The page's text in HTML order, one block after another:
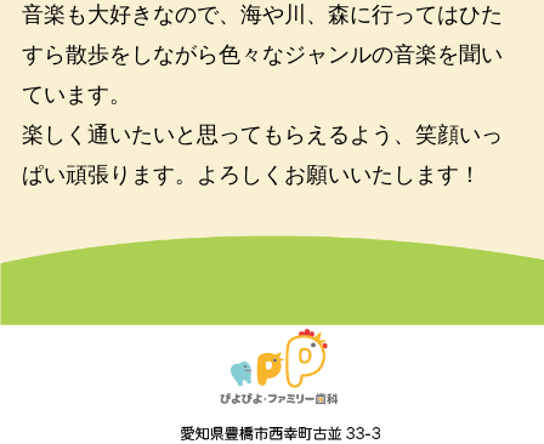
音楽も大好きなので、海や川、森に行ってはひた
すら散歩をしながら色々なジャンルの音楽を聞い
ています。
楽しく通いたいと思ってもらえるよう、笑顔いっ
ぱい頑張ります。よろしくお願いいたします！